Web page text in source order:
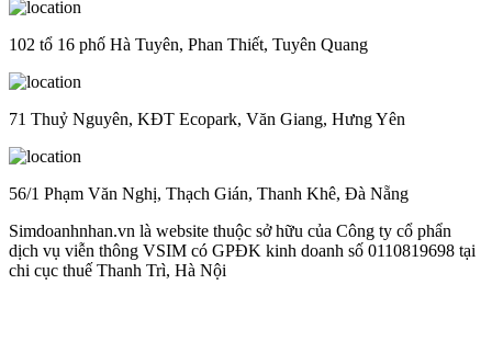
102 tổ 16 phố Hà Tuyên, Phan Thiết, Tuyên Quang
71 Thuỷ Nguyên, KĐT Ecopark, Văn Giang, Hưng Yên
56/1 Phạm Văn Nghị, Thạch Gián, Thanh Khê, Đà Nẵng
Simdoanhnhan.vn là website thuộc sở hữu của Công ty cổ phẩn
dịch vụ viễn thông VSIM có GPĐK kinh doanh số 0110819698 tại
chi cục thuế Thanh Trì, Hà Nội